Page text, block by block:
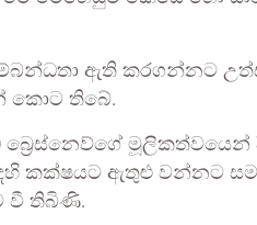
ඇති කරගන්නට
කොට තිබේ.
මූලිකත්වයෙන්
කක්ෂයට ඇතුළු වන්නට
වී තිබිණි.